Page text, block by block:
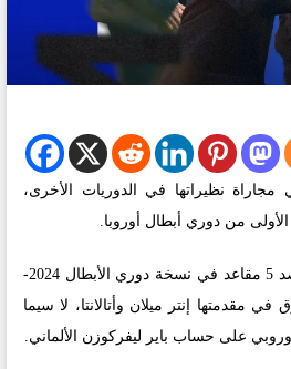
مجاراة نظيراتها في الدوريات الأخرى،
من دوري أبطال أوروبا.
الدوري الإيطالي نجح في حصد 5 مقاعد في نسخة دوري الأبطال 2024-
في مقدمتها إنتر ميلان وأتالانتا، لا سيما
على حساب باير ليفركوزن الألماني.